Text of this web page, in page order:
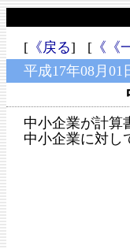
[《戻る] [《《
平成17年08月01
中小企業が計算
中小企業に対し